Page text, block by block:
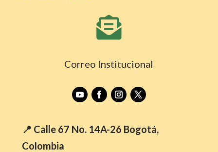

Correo Institucional
📍 Calle 67 No. 14A-26 Bogotá,
Colombia